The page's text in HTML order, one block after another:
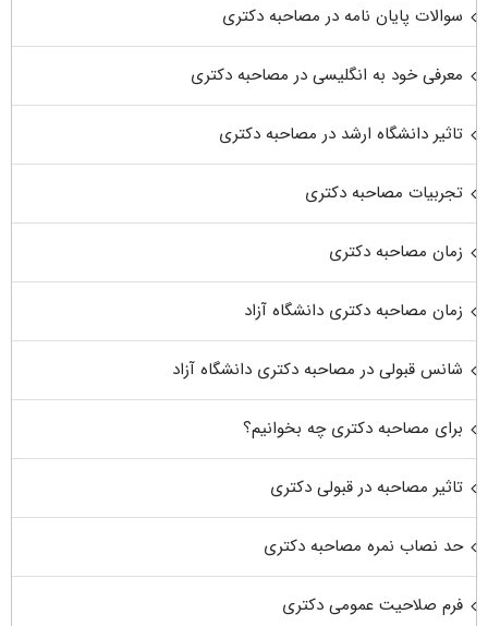
سوالات پایان نامه در مصاحبه دکتری
معرفی خود به انگلیسی در مصاحبه دکتری
تاثیر دانشگاه ارشد در مصاحبه دکتری
تجربیات مصاحبه دکتری
زمان مصاحبه دکتری
زمان مصاحبه دکتری دانشگاه آزاد
شانس قبولی در مصاحبه دکتری دانشگاه آزاد
برای مصاحبه دکتری چه بخوانیم؟
تاثیر مصاحبه در قبولی دکتری
حد نصاب نمره مصاحبه دکتری
فرم صلاحیت عمومی دکتری